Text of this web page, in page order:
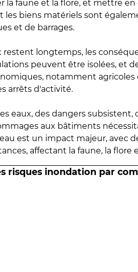
la faune et la flore, et mettre
les biens matériels sont
et de barrages.
restent longtemps, les
peuvent être isolées, et
notamment
arrêts d'activité.
eaux, des dangers
aux bâtiments
est un impact majeur, avec
affectant la faune, la flore
risques inondation par